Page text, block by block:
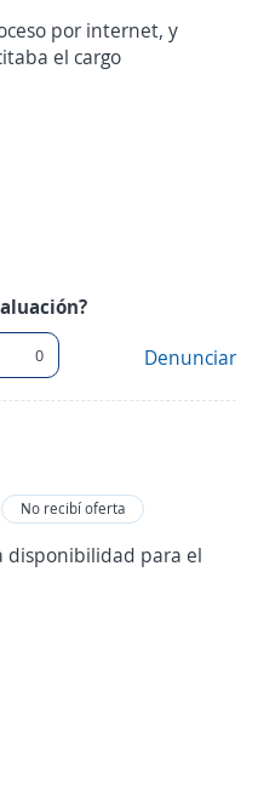
por internet, y
el cargo
0 Denunciar
No recibí oferta
disponibilidad para el